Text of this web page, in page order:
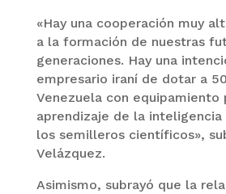
«Hay una cooperación muy
a la formación de nuestras
generaciones. Hay una
empresario iraní de dotar a
Venezuela con equipamiento
aprendizaje de la
los semilleros científicos»,
Velázquez.
Asimismo, subrayó que la